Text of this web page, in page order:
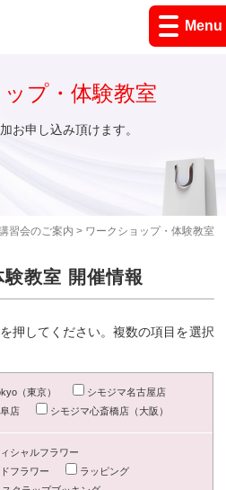
Menu
習会のご案内 > ワークショップ・体験教室
プ・体験教室
お申し込み頂けます。
教室 開催情報
押してください。複数の項目を選択
（東京）
シモジマ名古屋店
店
シモジマ心斎橋店（大阪）
シャルフラワー
フラワー
ラッピング